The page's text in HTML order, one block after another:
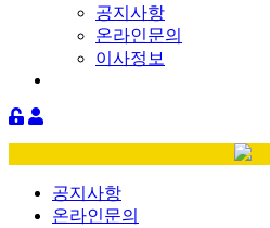
공지사항
온라인문의
이사정보
공지사항
온라인문의